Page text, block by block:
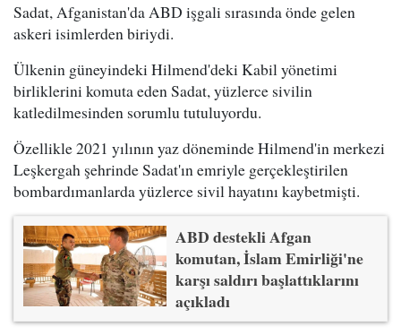
Sadat, Afganistan'da ABD işgali sırasında önde gelen
askeri isimlerden biriydi.
Ülkenin güneyindeki Hilmend'deki Kabil yönetimi
birliklerini komuta eden Sadat, yüzlerce sivilin
katledilmesinden sorumlu tutuluyordu.
Özellikle 2021 yılının yaz döneminde Hilmend'in merkezi
Leşkergah şehrinde Sadat'ın emriyle gerçekleştirilen
bombardımanlarda yüzlerce sivil hayatını kaybetmişti.
ABD destekli Afgan
komutan, İslam Emirliği'ne
karşı saldırı başlattıklarını
açıkladı